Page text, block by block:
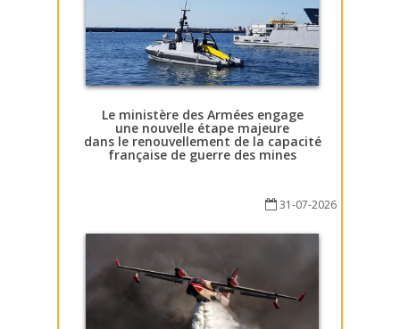
Le ministère des Armées engage
une nouvelle étape majeure
dans le renouvellement de la capacité
française de guerre des mines
31-07-2026